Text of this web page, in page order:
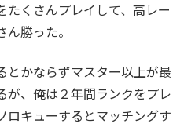
たくさんプレイして、高レー
勝った。
とかならずマスター以上が最
が、俺は２年間ランクをプレ
ロキューするとマッチングす